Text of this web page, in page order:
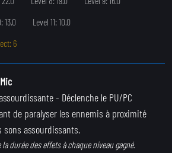
13.0
Level 11: 10.0
6
- Déclenche le PU/PC
de paralyser les ennemis à proximité
sons assourdissants.
la durée des effets à chaque niveau gagné.